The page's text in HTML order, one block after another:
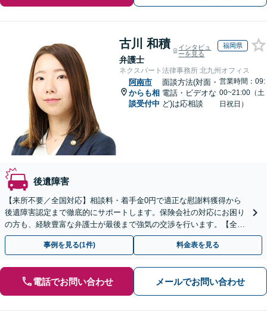
古川 和積
弁護士
インタビュ
ーを見る
福岡県
ネクスパート法律事務所 北九州オフィス
阿南市
からも相
談受付中
面談方法(対面・
電話・ビデオな
ど)は応相談
営業時間：09:
00~21:00（土
日祝日）
後遺障害
【来所不要／全国対応】相談料・着手金0円で適正な慰謝料獲得から
後遺障害認定まで徹底的にサポートします。保険会社の対応にお困り
の方も、経験豊富な弁護士が最後まで強気の交渉を行います。【全国
13拠点】お気軽にご相談ください。
事例を見る(1件) 料金表を見る
電話でお問い合わせ メールでお問い合わせ